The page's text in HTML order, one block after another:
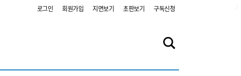
로그인 회원가입 지면보기 초판보기 구독신청